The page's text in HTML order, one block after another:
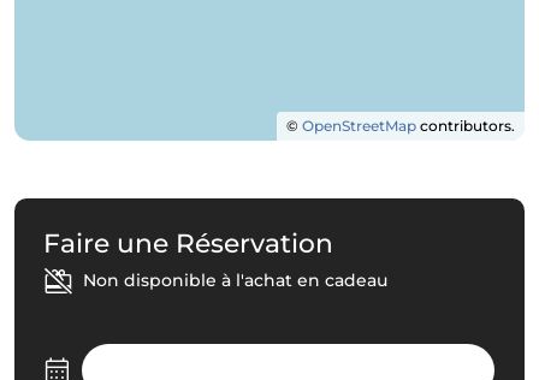
© OpenStreetMap contributors.
Faire une Réservation
Non disponible à l'achat en cadeau